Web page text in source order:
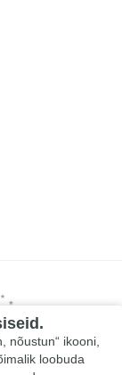
nõustun“ ikooni,
loobuda